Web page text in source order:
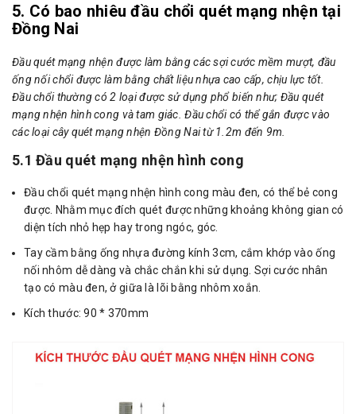
5. Có bao nhiêu đầu chổi quét mạng nhện tại
Đồng Nai
Đầu quét mạng nhện được làm bằng các sợi cước mềm mượt, đầu
ống nối chổi được làm bằng chất liệu nhựa cao cấp, chịu lực tốt.
Đầu chổi thường có 2 loại được sử dụng phổ biến như; Đầu quét
mạng nhện hình cong và tam giác. Đầu chổi có thể gắn được vào
các loại cây quét mạng nhện Đồng Nai từ 1.2m đến 9m.
5.1 Đầu quét mạng nhện hình cong
Đầu chổi quét mạng nhện hình cong màu đen, có thể bẻ cong
được. Nhằm mục đích quét được những khoảng không gian có
diện tích nhỏ hẹp hay trong ngóc, góc.
Tay cầm bằng ống nhựa đường kính 3cm, cắm khớp vào ống
nối nhôm dễ dàng và chắc chắn khi sử dụng. Sợi cước nhân
tạo có màu đen, ở giữa là lõi bằng nhôm xoắn.
Kích thước: 90 * 370mm